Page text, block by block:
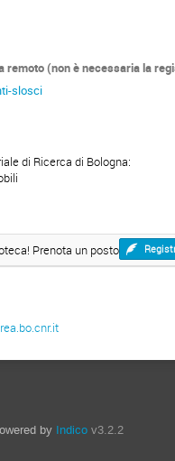
remoto (non è necessaria la
slosci
di Ricerca di Bologna:
Prenota un posto
by Indico v3.2.2